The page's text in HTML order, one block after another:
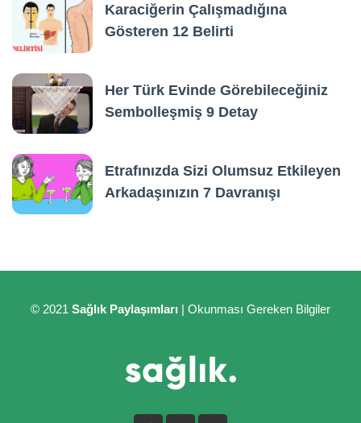
Karaciğerin Çalışmadığına
Gösteren 12 Belirti
Her Türk Evinde Görebileceğiniz
Sembolleşmiş 9 Detay
Etrafınızda Sizi Olumsuz Etkileyen
Arkadaşınızın 7 Davranışı
© 2021 Sağlık Paylaşımları | Okunması Gereken Bilgiler